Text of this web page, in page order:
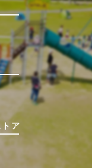
ア